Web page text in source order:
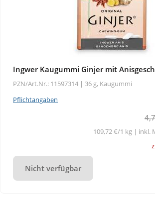
Ingwer Kaugummi Ginjer mit
PZN/Art.Nr.: 11597314 | 36 g, Kaugummi
Pflichtangaben
109,72 €/1 kg | inkl.
Nicht verfügbar